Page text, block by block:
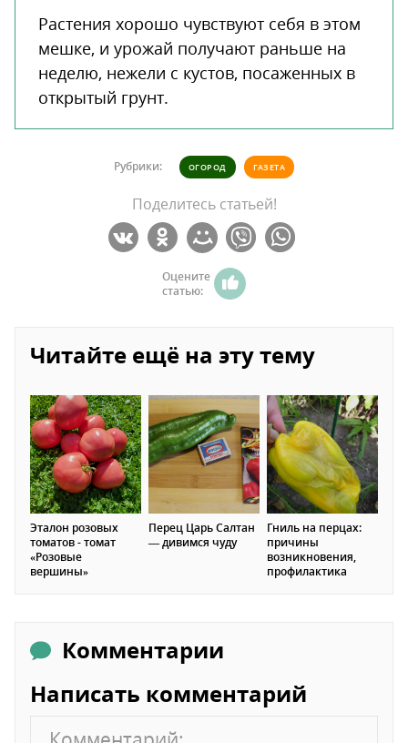
Растения хорошо чувствуют себя в этом
мешке, и урожай получают раньше на
неделю, нежели с кустов, посаженных в
открытый грунт.
Рубрики: ОГОРОД ГАЗЕТА
Поделитесь статьей!
Оцените
статью:
Читайте ещё на эту тему
Эталон розовых
томатов - томат
«Розовые
вершины»
Перец Царь Салтан
— дивимся чуду
Гниль на перцах:
причины
возникновения,
профилактика
Комментарии
Написать комментарий